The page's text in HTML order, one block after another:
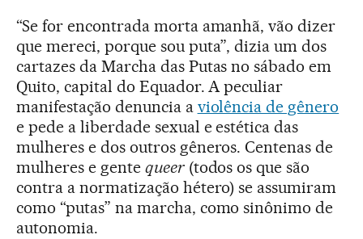
“Se for encontrada morta amanhã, vão dizer
que mereci, porque sou puta”, dizia um dos
cartazes da Marcha das Putas no sábado em
Quito, capital do Equador. A peculiar
manifestação denuncia a violência de gênero
e pede a liberdade sexual e estética das
mulheres e dos outros gêneros. Centenas de
mulheres e gente queer(todos os que são
contra a normatização hétero) se assumiram
como “putas” na marcha, como sinônimo de
autonomia.